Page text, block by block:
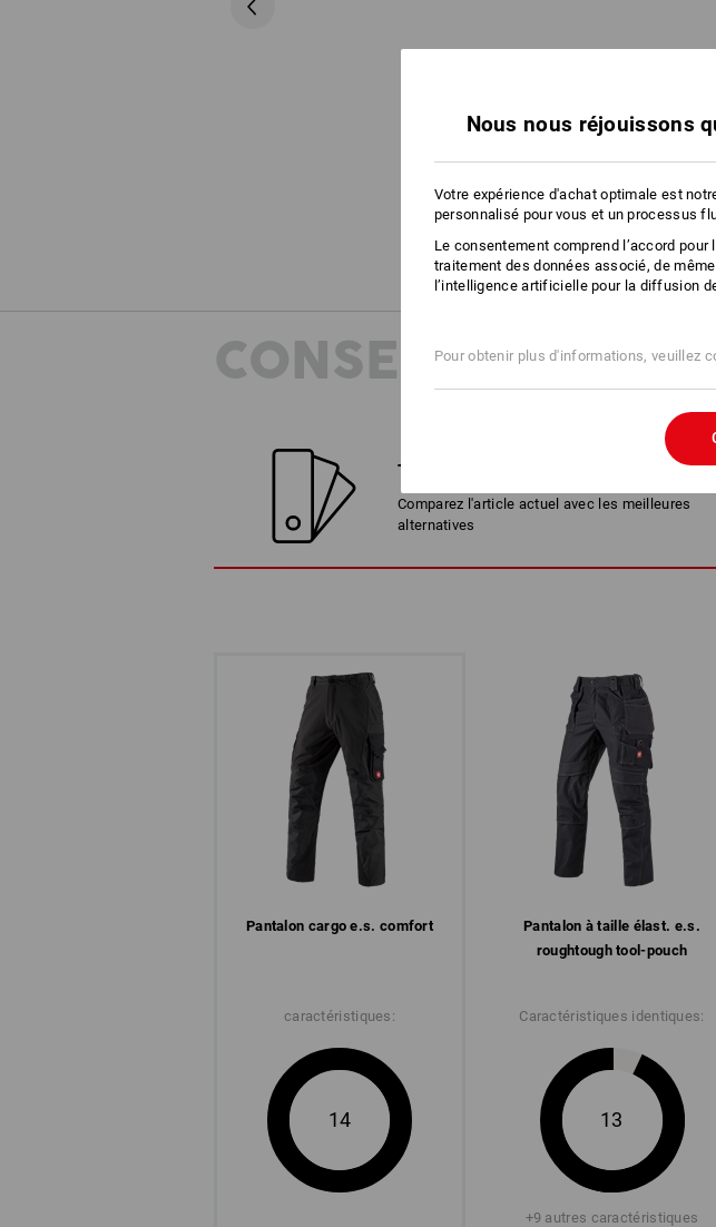
CONSEILS
TROUVER DES ALTERNATIVES
Comparez l'article actuel avec les meilleures
alternatives
Pantalon cargo e.s. comfort
caractéristiques:
14
Pantalon à taille élast. e.s.​
roughtough tool-pouch
Caractéristiques identiques:
13
+9 autres caractéristiques
Nous nous réjouissons
Votre expérience d'achat optimale est
personnalisé pour vous et un processus
Le consentement comprend l’accord
traitement des données associé, de
l’intelligence artificielle pour la diffusion
Pour obtenir plus d'informations, veuillez